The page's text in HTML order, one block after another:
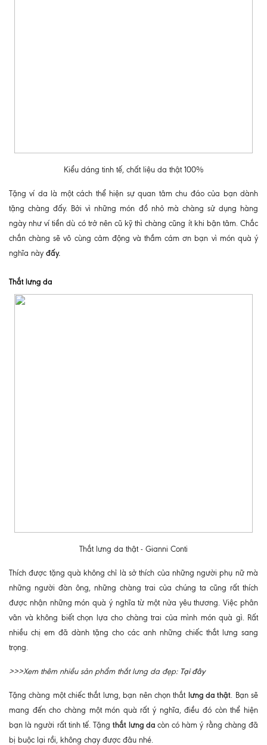
Kiểu dáng tinh tế, chất liệu da thật 100%
Tặng ví da là một cách thể hiện sự quan tâm chu đáo của bạn dành
tặng chàng đấy. Bởi vì những món đồ nhỏ mà chàng sử dụng hàng
ngày như ví tiền dù có trở nên cũ kỹ thì chàng cũng ít khi bận tâm. Chắc
chắn chàng sẽ vô cùng cảm động và thầm cám ơn bạn vì món quà ý
nghĩa này đấy.
Thắt lưng da
Thắt lưng da thật - Gianni Conti
Thích được tặng quà không chỉ là sở thích của những người phụ nữ mà
những người đàn ông, những chàng trai của chúng ta cũng rất thích
được nhận những món quà ý nghĩa từ một nửa yêu thương. Việc phân
vân và không biết chọn lựa cho chàng trai của mình món quà gì. Rất
nhiều chị em đã dành tặng cho các anh những chiếc thắt lưng sang
trọng.
>>>Xem thêm nhiều sản phẩm thắt lưng da đẹp: Tại đây
Tặng chàng một chiếc thắt lưng, bạn nên chọn thắt lưng da thật . Bạn sẽ
mang đến cho chàng một món quà rất ý nghĩa, điều đó còn thể hiện
bạn là người rất tinh tế. Tặngthắt lưng da còn có hàm ý rằng chàng đã
bị buộc lại rồi, không chạy được đâu nhé.